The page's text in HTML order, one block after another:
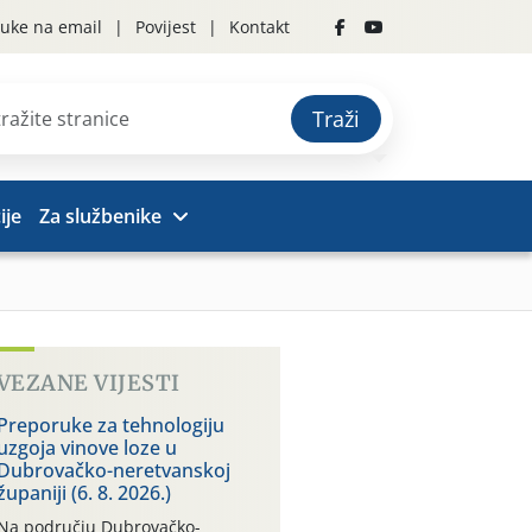
na email Povijest Kontakt
Traži
Za službenike
VIJESTI
za tehnologiju
vinove loze u
neretvanskoj
(6. 8. 2026.)
području Dubrovačko-